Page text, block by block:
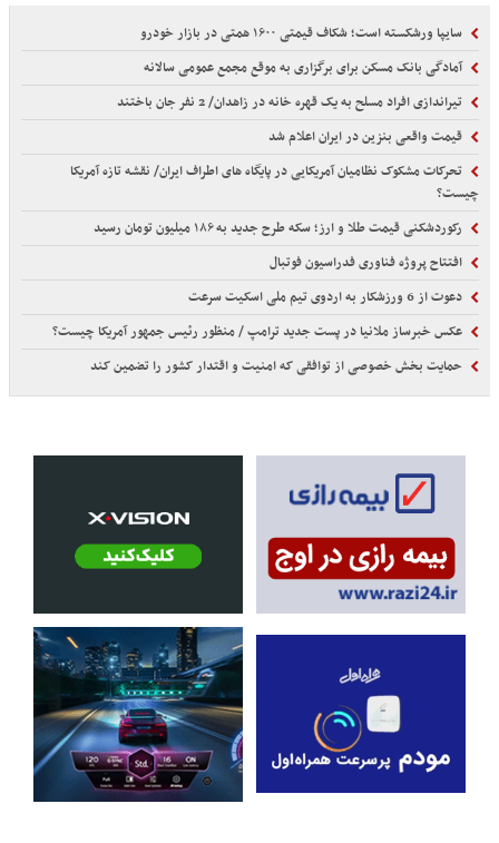
سایپا ورشکسته است؛ شکاف قیمتی ۱۶۰۰ همتی در بازار خودرو
آمادگی بانک مسکن برای برگزاری به موقع مجمع عمومی سالانه
تیراندازی افراد مسلح به یک قهره خانه در زاهدان/ 2 نفر جان باختند
قیمت واقعی بنزین در ایران اعلام شد
تحرکات مشکوک نظامیان آمریکایی در پایگاه های اطراف ایران/ نقشه تازه آمریکا
چیست؟
رکوردشکنی قیمت طلا و ارز؛ سکه طرح جدید به ۱۸۶ میلیون تومان رسید
افتتاح پروژه فناوری فدراسیون فوتبال
دعوت از 6 ورزشکار به اردوی تیم ملی اسکیت سرعت
عکس خبرساز ملانیا در پست جدید ترامپ / منظور رئیس جمهور آمریکا چیست؟
حمایت بخش خصوصی از توافقی که امنیت و اقتدار کشور را تضمین کند